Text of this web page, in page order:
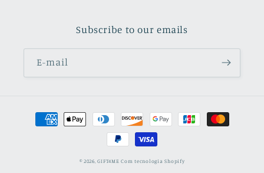
Subscribe to our emails
E-mail
Métodos
© 2026,GIFT4ME Com tecnologia Shopify